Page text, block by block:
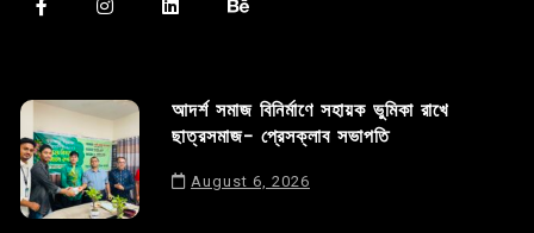
আদর্শ সমাজ বিনির্মাণে সহায়ক ভুমিকা রাখে
ছাত্রসমাজ- প্রেসক্লাব সভাপতি
August 6, 2026